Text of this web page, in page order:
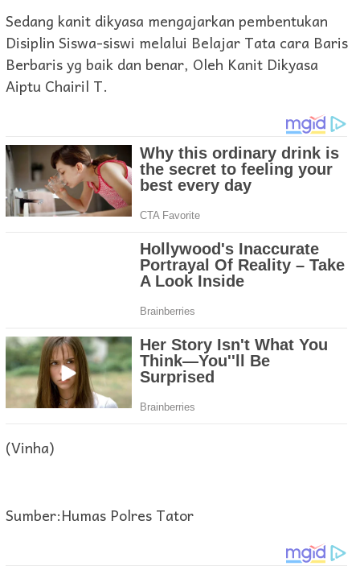
Sedang kanit dikyasa mengajarkan pembentukan
Disiplin Siswa-siswi melalui Belajar Tata cara Baris
Berbaris yg baik dan benar, Oleh Kanit Dikyasa
Aiptu Chairil T.
(Vinha)
Sumber:Humas Polres Tator